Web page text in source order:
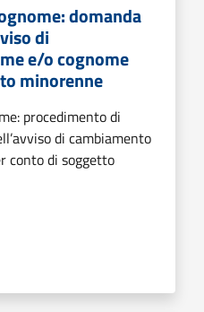
domanda
di
e/o cognome
minorenne
procedimento di
di cambiamento
conto di soggetto